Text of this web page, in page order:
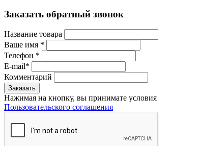
Заказать обратный звонок
Название товара
Ваше имя *
Телефон *
E-mail*
Комментарий
Нажимая на кнопку, вы принимате условия
Пользовательского соглашения